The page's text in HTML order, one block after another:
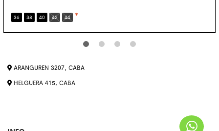
36 38 40 42 44 *
ARANGUREN 3207, CABA
HELGUERA 415, CABA